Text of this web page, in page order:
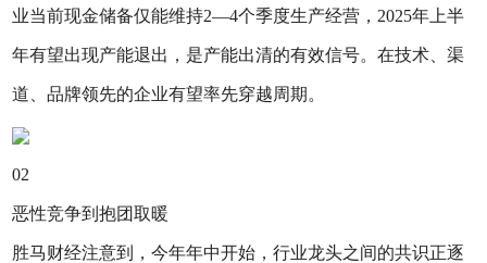
业当前现金储备仅能维持2—4个季度生产经营，2025年上半
年有望出现产能退出，是产能出清的有效信号。在技术、渠
道、品牌领先的企业有望率先穿越周期。
02
恶性竞争到抱团取暖
胜马财经注意到，今年年中开始，行业龙头之间的共识正逐